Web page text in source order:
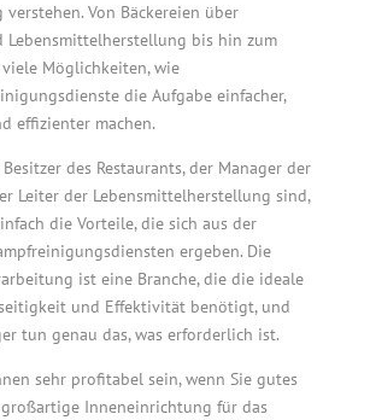
Von Bäckereien über
Lebensmittelherstellung bis hin zum
Möglichkeiten, wie
die Aufgabe einfacher,
effizienter machen.
des Restaurants, der Manager der
Leiter der Lebensmittelherstellung sind,
die Vorteile, die sich aus der
ergeben. Die
ist eine Branche, die die ideale
und Effektivität benötigt, und
tun genau das, was erforderlich ist.
sehr profitabel sein, wenn Sie gutes
Inneneinrichtung für das